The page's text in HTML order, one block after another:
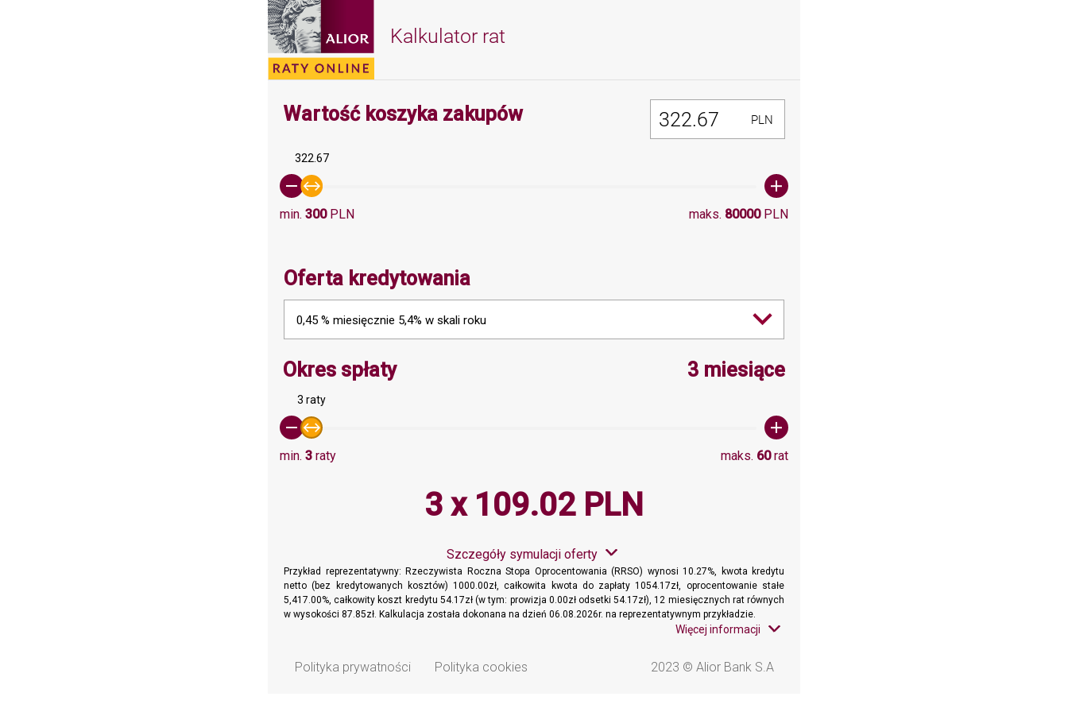
Kalkulator rat
Wartość koszyka zakupówMinimalna wartość 300, Maksymalna wartośc: 80000
PLN
322.67
min. 300PLN maks. 80000PLN
Oferta kredytowania
0,45 % miesięcznie 5,4% w skali roku
Okres spłatyMinimalna wartość 3, Maksymalna wartośc: 60
3 miesiące
3 raty
min. 3 raty maks. 60rat
3 x 109.02 PLN
Szczegóły symulacji oferty
Przykład reprezentatywny: Rzeczywista Roczna Stopa Oprocentowania (RRSO) wynosi 10.27%, kwota kredytu
netto (bez kredytowanych kosztów) 1000.00zł, całkowita kwota do zapłaty 1054.17zł, oprocentowanie stałe
5,417.00%, całkowity koszt kredytu 54.17zł (w tym: prowizja 0.00zł odsetki 54.17zł), 12 miesięcznych rat równych
w wysokości 87.85zł. Kalkulacja została dokonana na dzień 06.08.2026r. na reprezentatywnym przykładzie.
Więcej informacji
Polityka prywatności Polityka cookies 2023 © Alior Bank S.A